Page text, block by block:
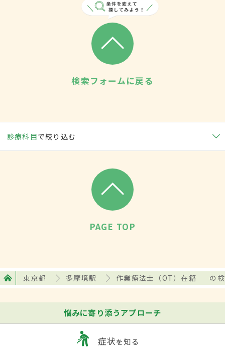
検索フォームに戻る
診療科目で絞り込む
PAGE TOP
東京都 多摩境駅 作業療法士（OT）在籍 の
悩みに寄り添うアプローチ
症状を知る